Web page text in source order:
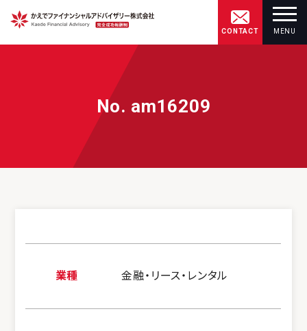
CONTACT MENU
No. am16209
業種 金融・リース・レンタル